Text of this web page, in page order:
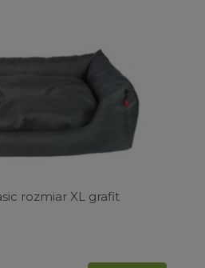
rozmiar XL grafit